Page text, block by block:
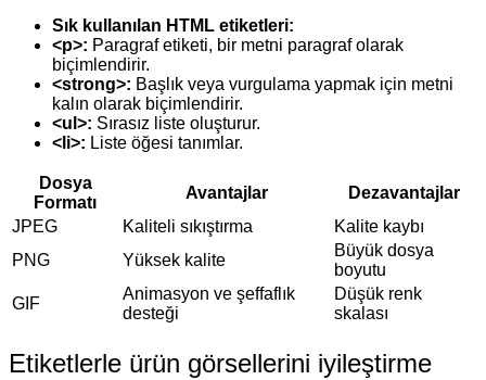
Sık kullanılan HTML etiketleri:
<p>: Paragraf etiketi, bir metni paragraf olarak
biçimlendirir.
<strong>: Başlık veya vurgulama yapmak için metni
kalın olarak biçimlendirir.
<ul>: Sırasız liste oluşturur.
<li>: Liste öğesi tanımlar.
Dosya
Formatı
Avantajlar
Dezavantajlar
JPEG
Kaliteli sıkıştırma
Kalite kaybı
PNG
Yüksek kalite
Büyük dosya
boyutu
GIF
Animasyon ve şeffaflık
desteği
Düşük renk
skalası
Etiketlerle ürün görsellerini iyileştirme